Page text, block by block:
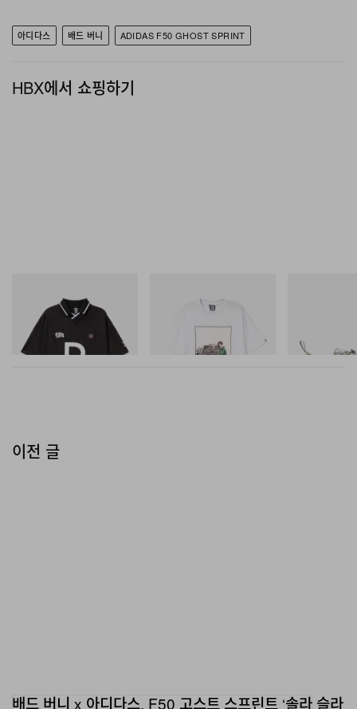
아디다스 배드 버니 ADIDAS F50 GHOST SPRINT
HBX에서 쇼핑하기
Billionaire Boys Club X Initial
D Game Shirt
쇼핑하기
Billionaire Boys Club X Initial
D Cotton T-Shirt 2
쇼핑하기
임’ 공개